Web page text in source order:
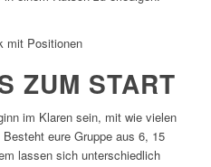
StockUnlimited
ZUM START
im Klaren sein, mit wie vielen
eure Gruppe aus 6, 15
lassen sich unterschiedlich